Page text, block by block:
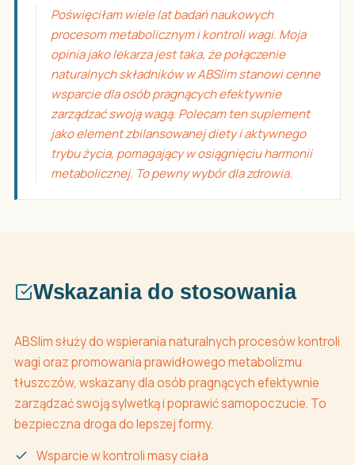
Poświęciłam wiele lat badań naukowych
procesom metabolicznym i kontroli wagi. Moja
opinia jako lekarza jest taka, że połączenie
naturalnych składników w ABSlim stanowi cenne
wsparcie dla osób pragnących efektywnie
zarządzać swoją wagą. Polecam ten suplement
jako element zbilansowanej diety i aktywnego
trybu życia, pomagający w osiągnięciu harmonii
metabolicznej. To pewny wybór dla zdrowia.
Wskazania do stosowania
ABSlim służy do wspierania naturalnych procesów kontroli
wagi oraz promowania prawidłowego metabolizmu
tłuszczów, wskazany dla osób pragnących efektywnie
zarządzać swoją sylwetką i poprawić samopoczucie. To
bezpieczna droga do lepszej formy.
Wsparcie w kontroli masy ciała